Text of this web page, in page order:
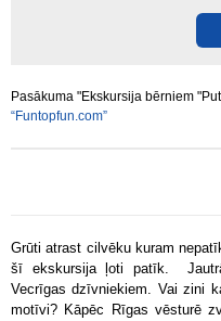
Pasākuma "Ekskursija bērniem
“Funtopfun.com”
Grūti atrast cilvēku kuram
šī ekskursija ļoti patīk.
Vecrīgas dzīvniekiem. Vai zini
motīvi? Kāpēc Rīgas vēsturē